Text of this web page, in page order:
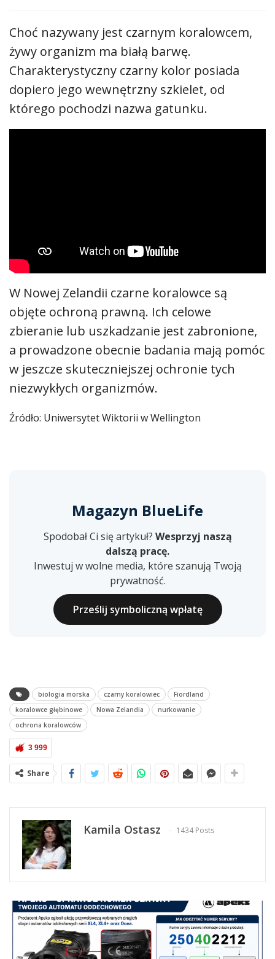
Choć nazywany jest czarnym koralowcem,
żywy organizm ma białą barwę.
Charakterystyczny czarny kolor posiada
dopiero jego wewnętrzny szkielet, od
którego pochodzi nazwa gatunku.
W Nowej Zelandii czarne koralowce są
objęte ochroną prawną. Ich celowe
zbieranie lub uszkadzanie jest zabronione,
a prowadzone obecnie badania mają pomóc
w jeszcze skuteczniejszej ochronie tych
niezwykłych organizmów.
Źródło: Uniwersytet Wiktorii w Wellington
Magazyn BlueLife
Spodobał Ci się artykuł? Wesprzyj naszą
dalszą pracę.
Inwestuj w wolne media, które szanują Twoją
prywatność.
Prześlij symboliczną wpłatę
biologia morska czarny koralowiec
Fiordland
koralowce głębinowe
Nowa Zelandia
nurkowanie
ochrona koralowców
3 999
Share
Kamila Ostasz 1434 Posts